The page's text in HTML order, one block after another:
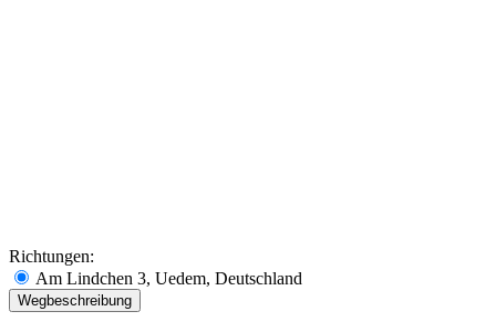
Richtungen:
Am Lindchen 3, Uedem, Deutschland